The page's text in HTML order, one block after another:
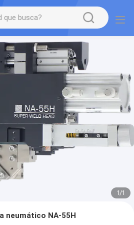
1/1
neumático NA-55H